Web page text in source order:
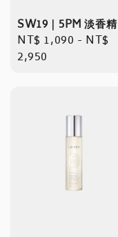
SW19｜5PM 淡香精
Regular
price
NT$ 1,090 - NT$
2,950